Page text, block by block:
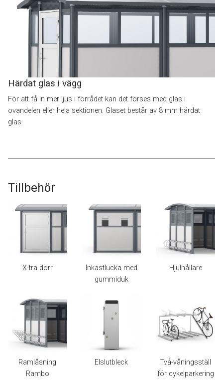
Härdat glas i vägg
För att få in mer ljus i förrådet kan det förses med glas i
ovandelen eller hela sektionen. Glaset består av 8 mm härdat
glas.
Tillbehör
X-tra dörr
Inkastlucka med
gummiduk
Hjulhållare
Ramlåsning
Rambo
Elslutbleck
Två-våningsställ
för cykelparkering